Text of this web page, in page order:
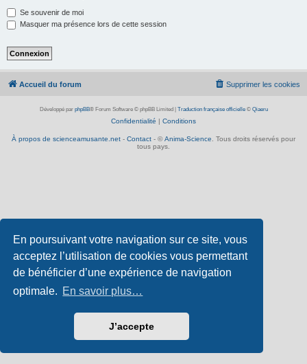
En poursuivant votre navigation sur ce site, vous
acceptez l’utilisation de cookies vous permettant
de bénéficier d’une expérience de navigation
optimale. En savoir plus…
J’accepte
Se souvenir de moi
Masquer ma présence lors de cette session
Accueil du forum Supprimer les cookies
Développé par phpBB® Forum Software © phpBB Limited Traduction française officielle© Qiaeru
Confidentialité | Conditions
À propos de scienceamusante.net - Contact - © Anima-Science . Tous droits réservés pour
tous pays.